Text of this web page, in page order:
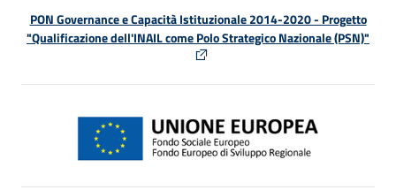
PON Governance e Capacità Istituzionale 2014-2020 - Progetto
"Qualificazione dell'INAIL come Polo Strategico Nazionale (PSN)"